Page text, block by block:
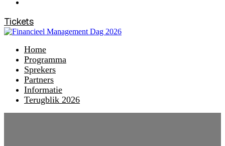
Tickets
Home
Programma
Sprekers
Partners
Informatie
Terugblik 2026